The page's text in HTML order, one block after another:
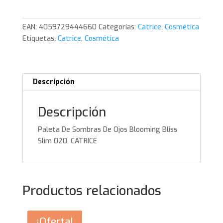
Ojos
Blooming
Bliss
CATRICE
cantidad
EAN: 4059729444660 Categorías: Catrice, Cosmética
Etiquetas: Catrice, Cosmética
Descripción
Descripción
Paleta De Sombras De Ojos Blooming Bliss
Slim 020. CATRICE
Productos relacionados